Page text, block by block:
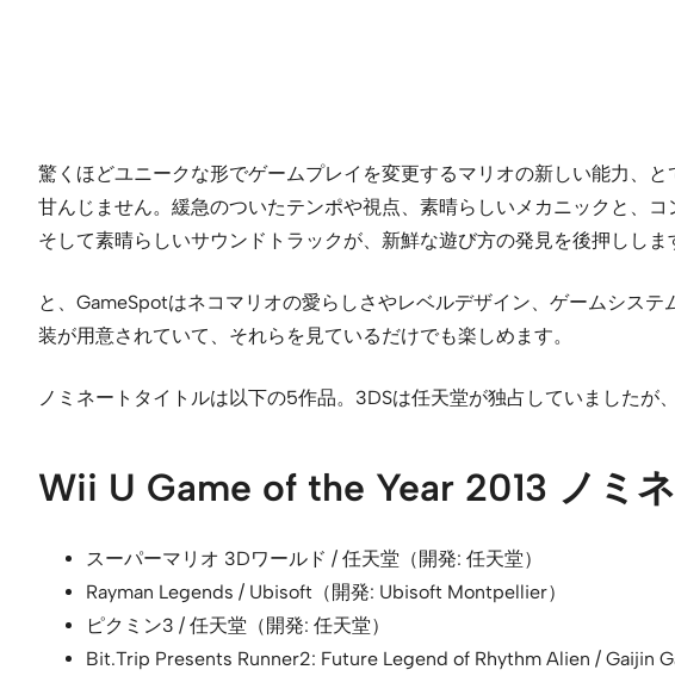
驚くほどユニークな形でゲームプレイを変更するマリオの新しい能力、
甘んじません。緩急のついたテンポや視点、素晴らしいメカニックと、
そして素晴らしいサウンドトラックが、新鮮な遊び方の発見を後押ししま
と、GameSpotはネコマリオの愛らしさやレベルデザイン、ゲームシス
装が用意されていて、それらを見ているだけでも楽しめます。
ノミネートタイトルは以下の5作品。3DSは任天堂が独占していました
Wii U Game of the Year 2013 ノミ
スーパーマリオ 3Dワールド / 任天堂（開発: 任天堂）
Rayman Legends / Ubisoft（開発: Ubisoft Montpellier）
ピクミン3 / 任天堂（開発: 任天堂）
Bit.Trip Presents Runner2: Future Legend of Rhythm Alien / Gaijin